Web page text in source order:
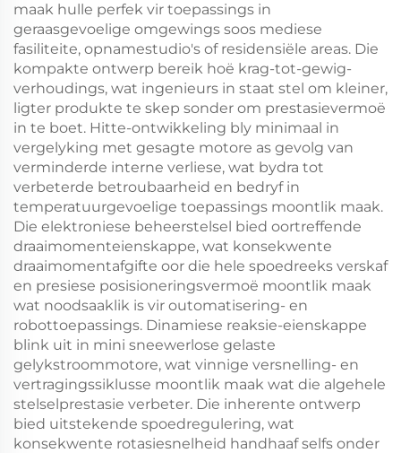
maak hulle perfek vir toepassings in
geraasgevoelige omgewings soos mediese
fasiliteite, opnamestudio's of residensiële areas. Die
kompakte ontwerp bereik hoë krag-tot-gewig-
verhoudings, wat ingenieurs in staat stel om kleiner,
ligter produkte te skep sonder om prestasievermoë
in te boet. Hitte-ontwikkeling bly minimaal in
vergelyking met gesagte motore as gevolg van
verminderde interne verliese, wat bydra tot
verbeterde betroubaarheid en bedryf in
temperatuurgevoelige toepassings moontlik maak.
Die elektroniese beheerstelsel bied oortreffende
draaimomenteienskappe, wat konsekwente
draaimomentafgifte oor die hele spoedreeks verskaf
en presiese posisioneringsvermoë moontlik maak
wat noodsaaklik is vir outomatisering- en
robottoepassings. Dinamiese reaksie-eienskappe
blink uit in mini sneewerlose gelaste
gelykstroommotore, wat vinnige versnelling- en
vertragingssiklusse moontlik maak wat die algehele
stelselprestasie verbeter. Die inherente ontwerp
bied uitstekende spoedregulering, wat
konsekwente rotasiesnelheid handhaaf selfs onder